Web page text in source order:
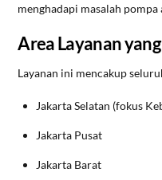
menghadapi masalah pompa
Area Layanan
Layanan ini mencakup
Jakarta Selatan (fokus
Jakarta Pusat
Jakarta Barat